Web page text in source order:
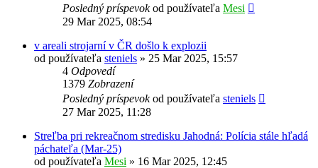
Posledný príspevokod používateľa Mesi
29 Mar 2025, 08:54
v areali strojarní v ČR došlo k explozii
od používateľa steniels » 25 Mar 2025, 15:57
4 Odpovedí
1379 Zobrazení
Posledný príspevokod používateľa steniels
27 Mar 2025, 11:28
Streľba pri rekreačnom stredisku Jahodná: Polícia stále hľadá
páchateľa (Mar-25)
od používateľa Mesi » 16 Mar 2025, 12:45